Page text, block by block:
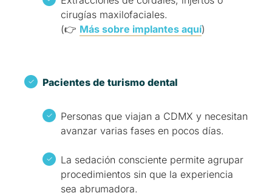
cirugías maxilofaciales.
(👉 Más sobre implantes aquí)
Pacientes de turismo dental
Personas que viajan a CDMX y necesitan
avanzar varias fases en pocos días.
La sedación consciente permite agrupar
procedimientos sin que la experiencia
sea abrumadora.